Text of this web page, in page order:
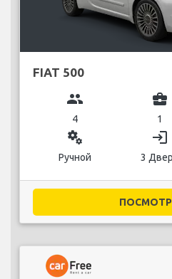
FIAT 500
group
4
business_center
1
miscellaneous_services
Ручной
login
3